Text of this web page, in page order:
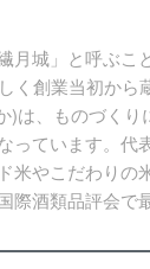
城」と呼ぶ
創業当初か
は、ものづく
ています。
やこだわりの
酒類品評会で